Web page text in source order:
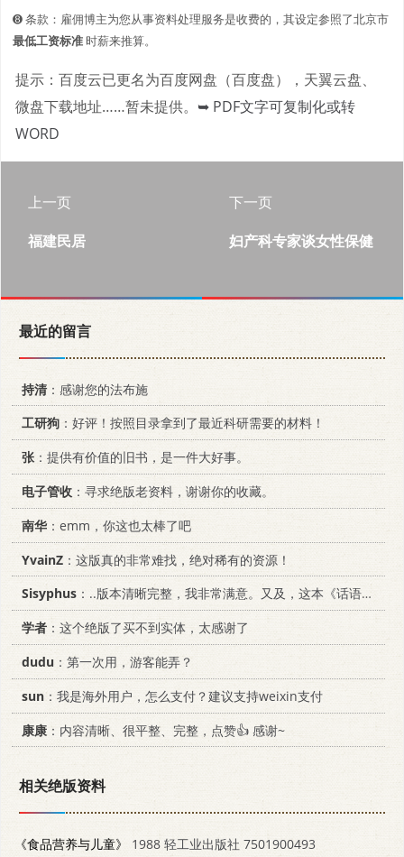
➑ 条款：雇佣博主为您从事资料处理服务是收费的，其设定参照了北京市
最低工资标准时薪来推算。
提示：百度云已更名为百度网盘（百度盘），天翼云盘、
微盘下载地址……暂未提供。 ➥ PDF文字可复制化或转
WORD
上一页
福建民居
下一页
妇产科专家谈女性保健
最近的留言
持清：感谢您的法布施
工研狗 ：好评！按照目录拿到了最近科研需要的材料！
张：提供有价值的旧书，是一件大好事。
电子管收 ：寻求绝版老资料，谢谢你的收藏。
南华：emm，你这也太棒了吧
YvainZ ：这版真的非常难找，绝对稀有的资源！
Sisyphus ：..版本清晰完整，我非常满意。又及，这本《话语的真相》...
学者 ：这个绝版了买不到实体，太感谢了
dudu ：第一次用，游客能弄？
sun：我是海外用户，怎么支付？建议支持weixin支付
康康 ：内容清晰、很平整、完整，点赞👍 感谢~
相关绝版资料
《食品营养与儿童》
1988 轻工业出版社 7501900493